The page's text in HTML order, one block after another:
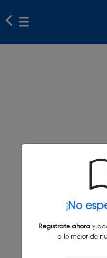
¡No
Regístrate ahoray
a lo mejor de